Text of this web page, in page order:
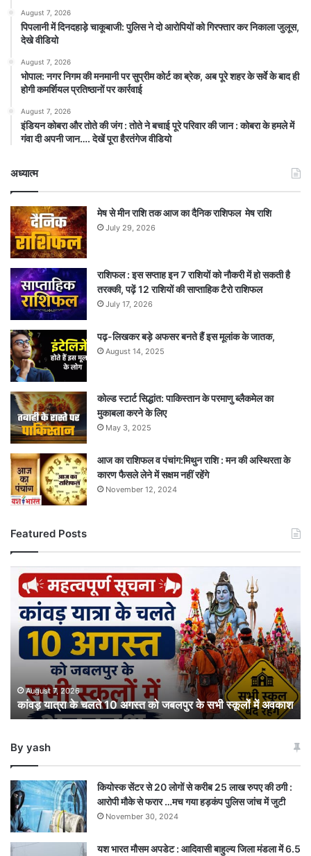
August 7, 2026
पिपलानी में दिनदहाड़े चाकूबाजी: पुलिस ने दो आरोपियों को गिरफ्तार कर निकाला जुलूस,
देखे वीडियो
August 7, 2026
भोपाल: नगर निगम की मनमानी पर सुप्रीम कोर्ट का ब्रेक, अब पूरे शहर के सर्वे के बाद ही
होगी कमर्शियल प्रतिष्ठानों पर कार्रवाई
August 7, 2026
इंडियन कोबरा और तोते की जंग : तोते ने बचाई पूरे परिवार की जान : कोबरा के हमले में
गंवा दी अपनी जान…. देखें पूरा हैरतंगेज वीडियो
अध्यात्म
मेष से मीन राशि तक आज का दैनिक राशिफल मेष राशि
July 29, 2026
राशिफल : इस सप्ताह इन 7 राशियों को नौकरी में हो सकती है
तरक्की, पढ़ें 12 राशियों की साप्ताहिक टैरो राशिफल
July 17, 2026
पढ़-लिखकर बड़े अफसर बनते हैं इस मूलांक के जातक,
August 14, 2025
कोल्ड स्टार्ट सिद्धांत: पाकिस्तान के परमाणु ब्लैकमेल का
मुकाबला करने के लिए
May 3, 2025
आज का राशिफल व पंचांग:मिथुन राशि : मन की अस्थिरता के
कारण फैसले लेने में सक्षम नहीं रहेंगे
November 12, 2024
Featured Posts
कांवड़
यात्रा
चलते
10
सभी
स्कूलों
अवकाश
August 7, 2026
कांवड़ यात्रा के चलते 10 अगस्त को जबलपुर के सभी स्कूलों में अवकाश
By yash
कियोस्क सेंटर से 20 लोगों से करीब 25 लाख रुपए की ठगी :
आरोपी मौके से फरार …मच गया हड़कंप पुलिस जांच में जुटी
November 30, 2024
यश भारत मौसम अपडेट : आदिवासी बाहुल्य जिला मंडला में 6.5